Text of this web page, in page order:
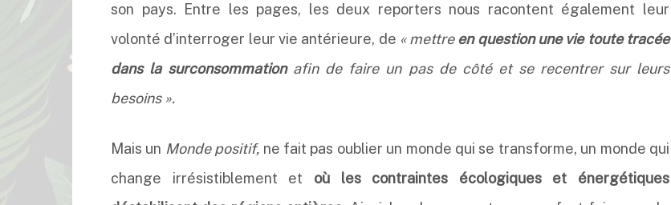
son pays. Entre les pages, les deux reporters nous racontent également leur
volonté d’interroger leur vie antérieure, de « mettre en question une vie toute tracée
dans la surconsommationafin de faire un pas de côté et se recentrer sur leurs
besoins ».
Mais un Monde positif, ne fait pas oublier un monde qui se transforme, un monde qui
change irrésistiblement et où les contraintes écologiques et énergétiques